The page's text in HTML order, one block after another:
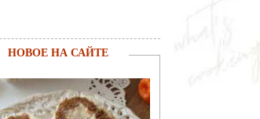
НОВОЕ НА САЙТЕ